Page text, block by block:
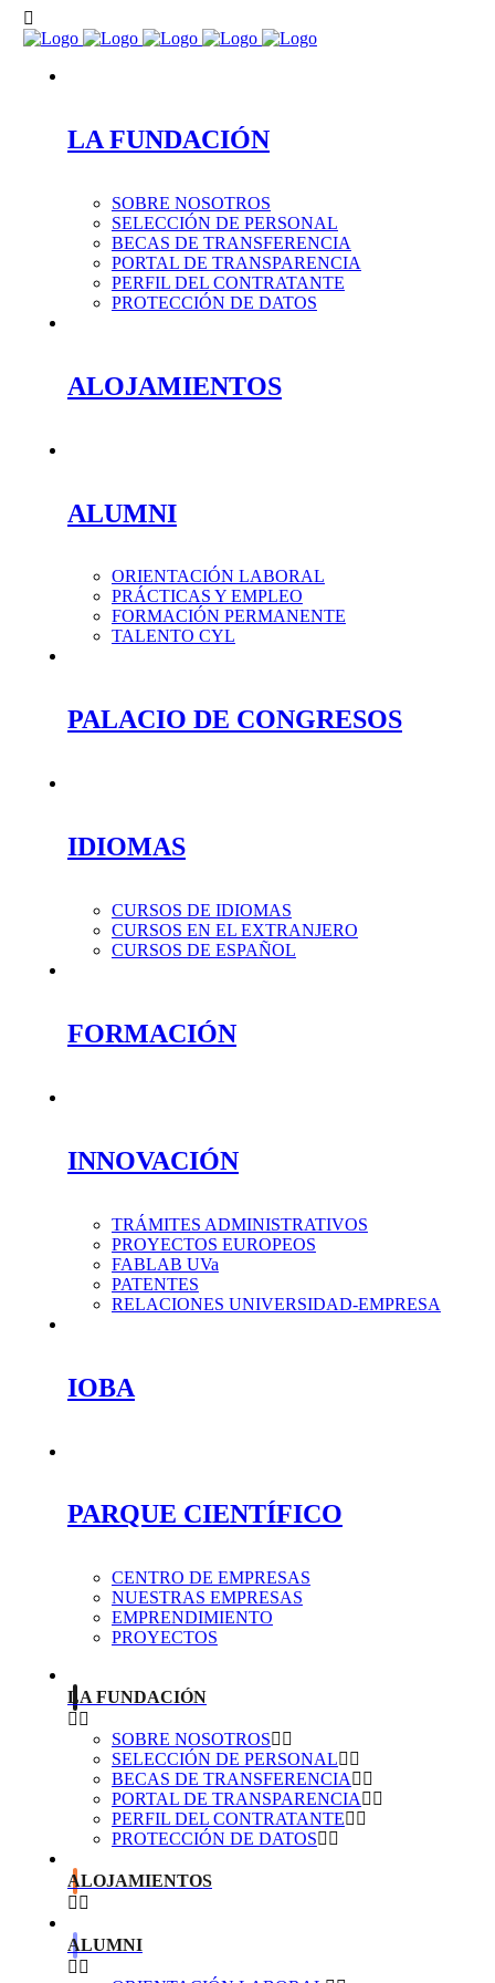
LA FUNDACIÓN
SOBRE NOSOTROS
SELECCIÓN DE PERSONAL
BECAS DE TRANSFERENCIA
PORTAL DE TRANSPARENCIA
PERFIL DEL CONTRATANTE
PROTECCIÓN DE DATOS
ALOJAMIENTOS
ALUMNI
ORIENTACIÓN LABORAL
PRÁCTICAS Y EMPLEO
FORMACIÓN PERMANENTE
TALENTO CYL
PALACIO DE CONGRESOS
IDIOMAS
CURSOS DE IDIOMAS
CURSOS EN EL EXTRANJERO
CURSOS DE ESPAÑOL
FORMACIÓN
INNOVACIÓN
TRÁMITES ADMINISTRATIVOS
PROYECTOS EUROPEOS
FABLAB UVa
PATENTES
RELACIONES UNIVERSIDAD-EMPRESA
IOBA
PARQUE CIENTÍFICO
CENTRO DE EMPRESAS
NUESTRAS EMPRESAS
EMPRENDIMIENTO
PROYECTOS
LA FUNDACIÓN
SOBRE NOSOTROS
SELECCIÓN DE PERSONAL
BECAS DE TRANSFERENCIA
PORTAL DE TRANSPARENCIA
PERFIL DEL CONTRATANTE
PROTECCIÓN DE DATOS
ALOJAMIENTOS
ALUMNI